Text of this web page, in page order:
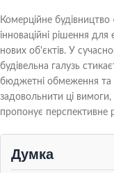
Комерційне
інноваційні рішення
нових об'єктів. У
будівельна галузь
бюджетні обмеження та
задовольнити ці вимоги,
пропонує перспективне
Думка